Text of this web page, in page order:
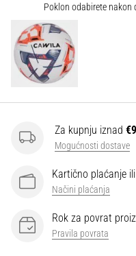
Prikaži
sve
članke
Poklon odabirete nakon
Za kupnju iznad
Mogućnosti dostave
Kartično plaćanje
Načini plaćanja
Rok za povrat
Pravila povrata